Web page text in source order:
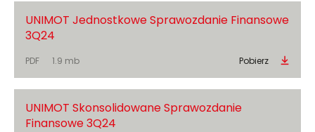
UNIMOT Jednostkowe Sprawozdanie Finansowe
3Q24
PDF 1.9 mb Pobierz
UNIMOT Skonsolidowane Sprawozdanie
Finansowe 3Q24